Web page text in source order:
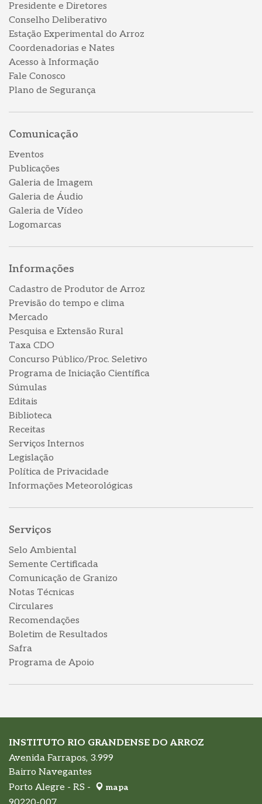
Presidente e Diretores
Conselho Deliberativo
Estação Experimental do Arroz
Coordenadorias e Nates
Acesso à Informação
Fale Conosco
Plano de Segurança
Comunicação
Eventos
Publicações
Galeria de Imagem
Galeria de Áudio
Galeria de Vídeo
Logomarcas
Informações
Cadastro de Produtor de Arroz
Previsão do tempo e clima
Mercado
Pesquisa e Extensão Rural
Taxa CDO
Concurso Público/Proc. Seletivo
Programa de Iniciação Científica
Súmulas
Editais
Biblioteca
Receitas
Serviços Internos
Legislação
Política de Privacidade
Informações Meteorológicas
Serviços
Selo Ambiental
Semente Certificada
Comunicação de Granizo
Notas Técnicas
Circulares
Recomendações
Boletim de Resultados
Safra
Programa de Apoio
INSTITUTO RIO GRANDENSE DO ARROZ
Avenida Farrapos, 3.999
Bairro Navegantes
Porto Alegre - RS -
mapa